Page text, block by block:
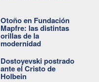
Otoño en Fundación
Mapfre: las distintas
orillas de la
modernidad
Dostoyevski postrado
ante el Cristo de
Holbein